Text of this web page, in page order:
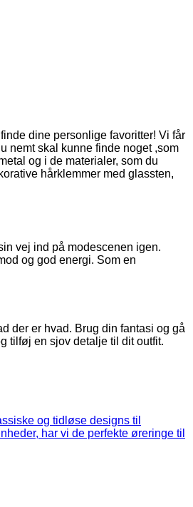
dine personlige favoritter! Vi får
nemt skal kunne finde noget ,som
og i de materialer, som du
hårklemmer med glassten,
vej ind på modescenen igen.
og god energi. Som en
der er hvad. Brug din fantasi og gå
tilføj en sjov detalje til dit outfit.